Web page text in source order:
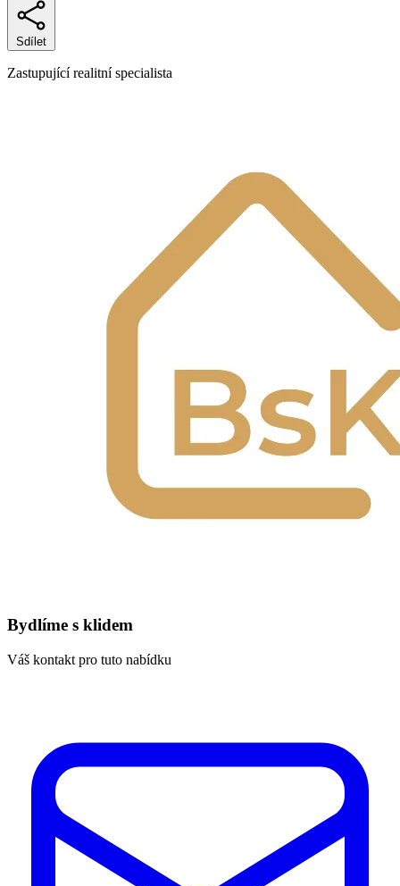
Sdílet
Zastupující realitní specialista
Bydlíme s klidem
Váš kontakt pro tuto nabídku